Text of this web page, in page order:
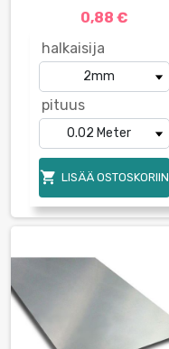
0,88 €
halkaisija
pituus
 LISÄÄ OSTOSKORIIN